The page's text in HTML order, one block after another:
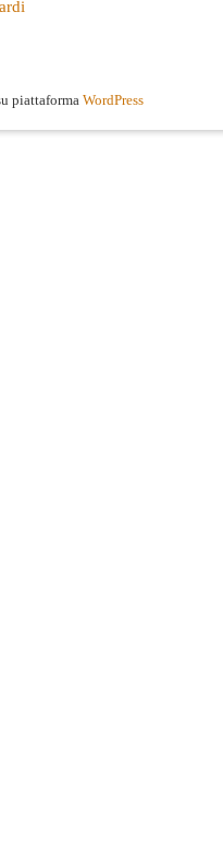
piattaforma WordPress